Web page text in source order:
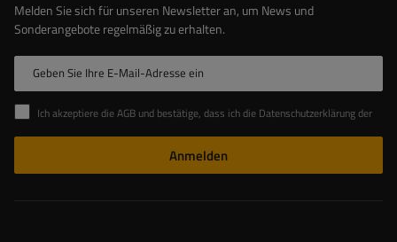
Melden Sie sich für unseren Newsletter an, um News und
Sonderangebote regelmäßig zu erhalten.
Geben Sie Ihre E-Mail-Adresse ein
Ich akzeptiere die AGB und bestätige, dass ich die Datenschutzerklärung der Website zur Kenntnis genommen habe
Anmelden